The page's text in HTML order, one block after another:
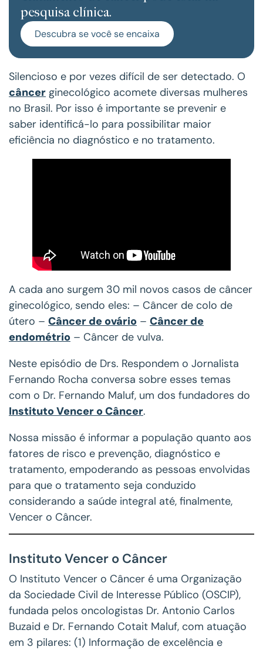
pesquisa clínica.
Descubra se você se encaixa
Silencioso e por vezes difícil de ser detectado. O
câncer ginecológico acomete diversas mulheres
no Brasil. Por isso é importante se prevenir e
saber identificá-lo para possibilitar maior
eficiência no diagnóstico e no tratamento.
A cada ano surgem 30 mil novos casos de câncer
ginecológico, sendo eles: – Câncer de colo de
útero – Câncer de ovário – Câncer de
endométrio – Câncer de vulva.
Neste episódio de Drs. Respondem o Jornalista
Fernando Rocha conversa sobre esses temas
com o Dr. Fernando Maluf, um dos fundadores do
Instituto Vencer o Câncer.
Nossa missão é informar a população quanto aos
fatores de risco e prevenção, diagnóstico e
tratamento, empoderando as pessoas envolvidas
para que o tratamento seja conduzido
considerando a saúde integral até, finalmente,
Vencer o Câncer.
Instituto Vencer o Câncer
O Instituto Vencer o Câncer é uma Organização
da Sociedade Civil de Interesse Público (OSCIP),
fundada pelos oncologistas Dr. Antonio Carlos
Buzaid e Dr. Fernando Cotait Maluf, com atuação
em 3 pilares: (1) Informação de excelência e